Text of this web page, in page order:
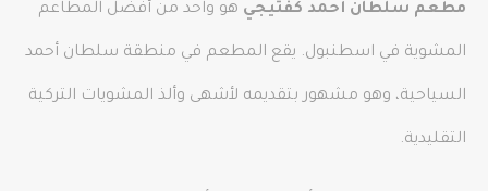
مطعم سلطان أحمد كفتيجي هو واحد من أفضل المطاعم
المشوية في اسطنبول. يقع المطعم في منطقة سلطان أحمد
السياحية، وهو مشهور بتقديمه لأشهى وألذ المشويات التركية
التقليدية.